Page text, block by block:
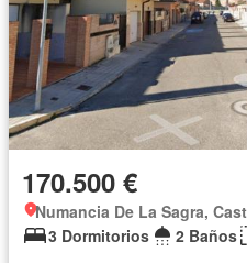
170.500 €
Numancia De La Sagra,
3 Dormitorios
2 Baños